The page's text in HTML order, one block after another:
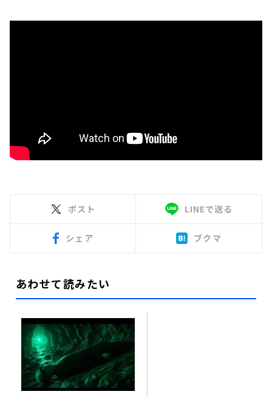
ポスト LINEで送る
シェア ブクマ
あわせて読みたい